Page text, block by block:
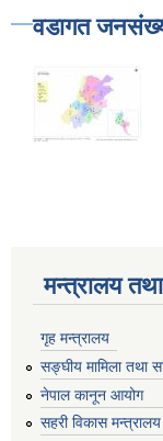
वडागत
मन्त्रालय
गृह मन्त्रालय
सङ्घीय मामिला तथा
नेपाल कानून आयोग
सहरी विकास मन्त्रालय